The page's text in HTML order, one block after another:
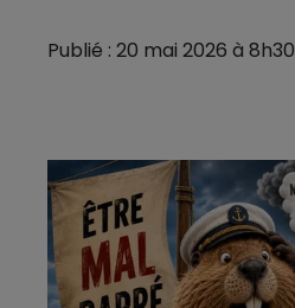
Publié : 20 mai 2026 à 8h30